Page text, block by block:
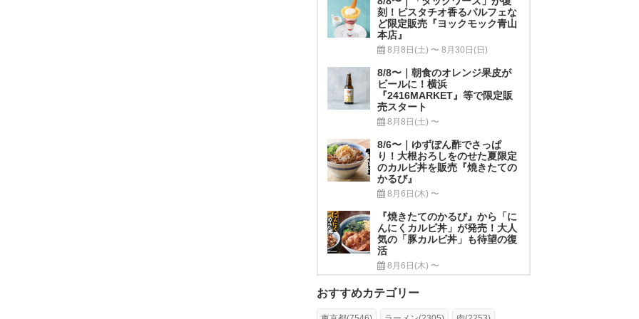
刻！ピスタチオ香るパルフェな
ど限定販売『ヨックモック青山
本店』
8月8日(土) 〜 8月30日(日)
8/8〜｜朝食のオレンジ果皮が
ビールに！横浜
『2416MARKET』等で限定販
売スタート
8月8日(土) 〜
8/6〜｜ゆずぽん酢でさっぱ
り！大根おろしをのせた夏限定
のカルビ丼を販売『焼きたての
かるび』
8月6日(木) 〜
『焼きたてのかるび』から「に
んにくカルビ丼」が発売！大人
気の「豚カルビ丼」も待望の復
活
8月6日(木) 〜
おすすめカテゴリー